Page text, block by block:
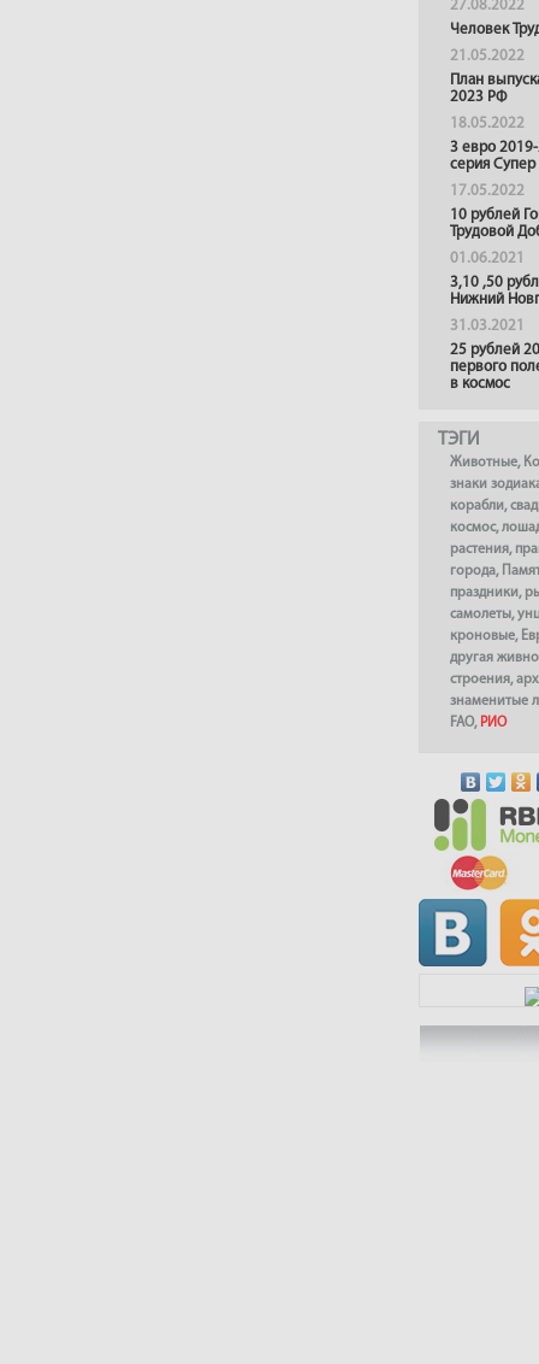
27.08.2022
Человек
21.05.2022
План
2023 РФ
18.05.2022
3 евро
серия
17.05.2022
10 рублей
Трудовой
01.06.2021
3,10 ,50
Нижний
31.03.2021
25 рублей
первого
в космос
ТЭГИ
Животные,
знаки
корабли,
космос,
растения,
города,
праздники,
самолеты,
кроновые,
другая
строения,
знаменитые
FAO, РИО